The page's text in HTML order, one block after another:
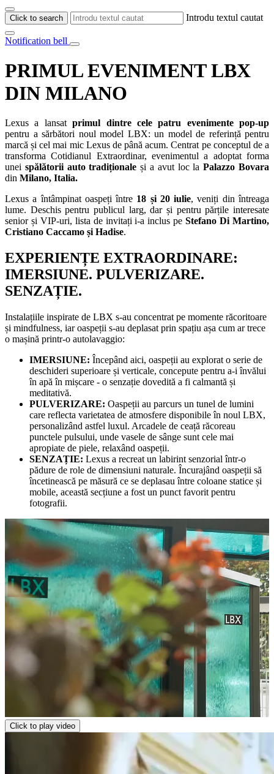
Click to search Introdu textul cautat
Notification bell
PRIMUL EVENIMENT LBX
DIN MILANO
Lexus a lansatprimul dintre cele patru evenimente pop-up
pentru a sărbători noul model LBX: un model de referință pentru
marcă și cel mai mic Lexus de până acum. Centrat pe conceptul de a
transforma Cotidianul Extraordinar, evenimentul a adoptat forma
unei spălătorii auto tradiționale și a avut loc laPalazzo Bovara
din Milano, Italia.
Lexus a întâmpinat oaspeți între 18 și 20 iulie, veniți din întreaga
lume. Deschis pentru publicul larg, dar și pentru părțile interesate
senior și VIP-uri, lista de invitați i-a inclus peStefano Di Martino,
Cristiano Caccamo și Hadise.
EXPERIENȚE EXTRAORDINARE:
IMERSIUNE. PULVERIZARE.
SENZAȚIE.
Instalațiile inspirate de LBX s-au concentrat pe momente răcoritoare
și mindfulness, iar oaspeții s-au deplasat prin spațiu așa cum ar trece
o mașină printr-o autolavaggio:
IMERSIUNE: Începând aici, oaspeții au explorat o serie de
deschideri superioare și verticale, concepute pentru a-i învălui
în apă în mișcare - o senzație dovedită a fi calmantă și
meditativă.
PULVERIZARE: Oaspeții au parcurs un tunel de lumini
care reflecta varietatea de atmosfere disponibile în noul LBX,
personalizând astfel luxul. Arcadele de ceață răcoreau
punctele pulsului, unde vasele de sânge sunt cele mai
apropiate de piele, relaxând oaspeții.
SENZAȚIE: Lexus a recreat un labirint senzorial într-o
pădure de role de dimensiuni naturale. Încurajând oaspeții să
încetinească pe măsură ce se deplasau între coloane statice și
mobile, această secțiune a fost un punct favorit pentru
fotografii.
Click to play video